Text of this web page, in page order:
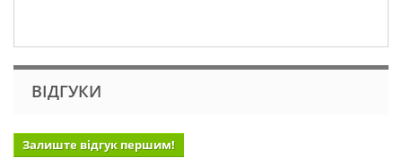
ВІДГУКИ
Залиште відгук першим!